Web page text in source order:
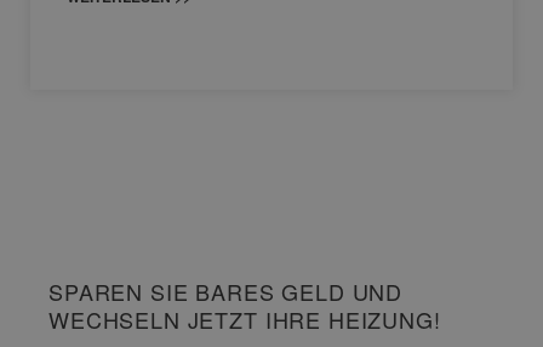
SPAREN SIE BARES GELD UND
WECHSELN JETZT IHRE HEIZUNG!